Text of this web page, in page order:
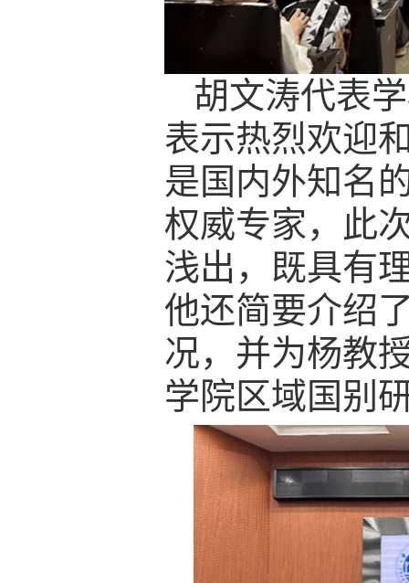
胡文涛代表
表示热烈欢迎
是国内外知名
权威专家，此
浅出，既具有
他还简要介绍
况，并为杨教
学院区域国别